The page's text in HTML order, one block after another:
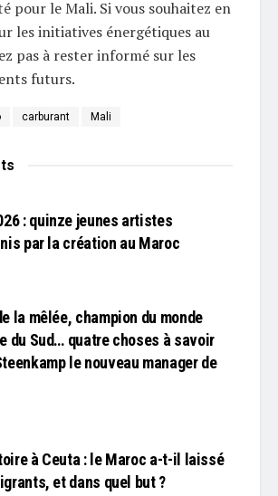
pour le Mali. Si vous souhaitez en
les initiatives énergétiques au
pas à rester informé sur les
futurs.
carburant Mali
: quinze jeunes artistes
par la création au Maroc
la mêlée, champion du monde
du Sud… quatre choses à savoir
le nouveau manager de
à Ceuta : le Maroc a-t-il laissé
et dans quel but ?